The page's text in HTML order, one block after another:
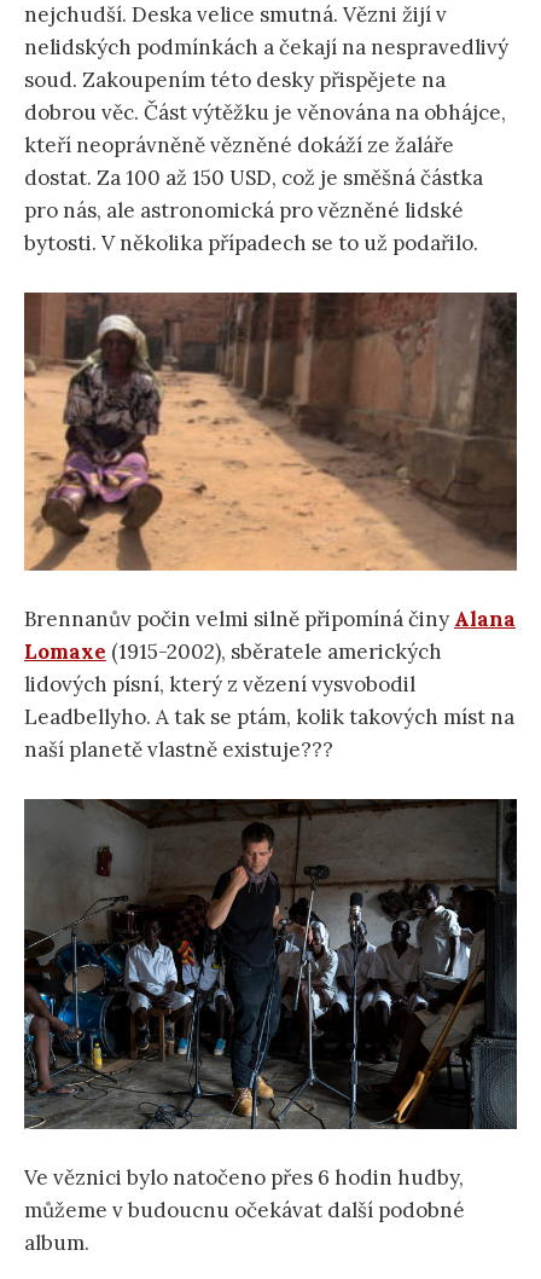
nejchudší. Deska velice smutná. Vězni žijí v
nelidských podmínkách a čekají na nespravedlivý
soud. Zakoupením této desky přispějete na
dobrou věc. Část výtěžku je věnována na obhájce,
kteří neoprávněně vězněné dokáží ze žaláře
dostat. Za 100 až 150 USD, což je směšná částka
pro nás, ale astronomická pro vězněné lidské
bytosti. V několika případech se to už podařilo.
Brennanův počin velmi silně připomíná činy Alana
Lomaxe (1915-2002), sběratele amerických
lidových písní, který z vězení vysvobodil
Leadbellyho. A tak se ptám, kolik takových míst na
naší planetě vlastně existuje???
Ve věznici bylo natočeno přes 6 hodin hudby,
můžeme v budoucnu očekávat další podobné
album.